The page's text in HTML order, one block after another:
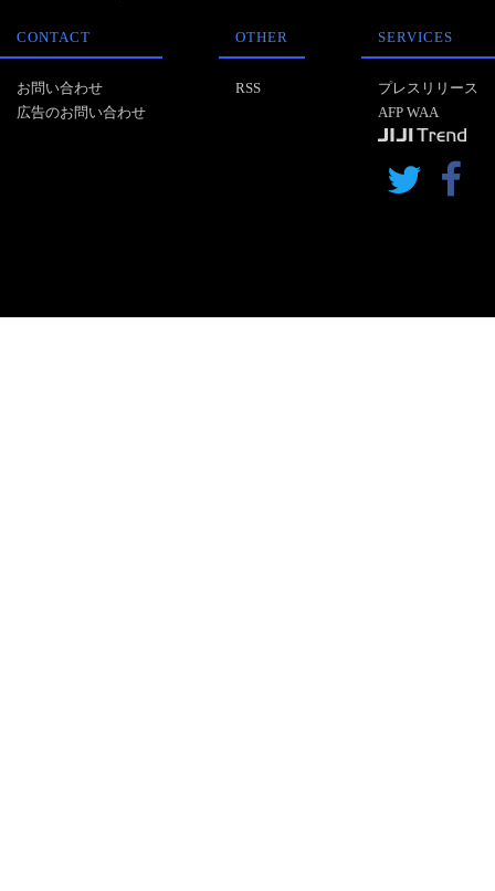
CONTACT
お問い合わせ
広告のお問い合わせ
OTHER
RSS
SERVICES
プレスリリース
AFP WAA